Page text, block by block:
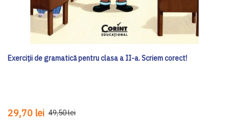
Exerciții de gramatică pentru clasa a II-a. Scriem corect!
29,70 lei 49,50 lei